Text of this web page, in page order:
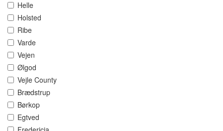
Helle
Holsted
Ribe
Varde
Vejen
Ølgod
Vejle County
Brædstrup
Børkop
Egtved